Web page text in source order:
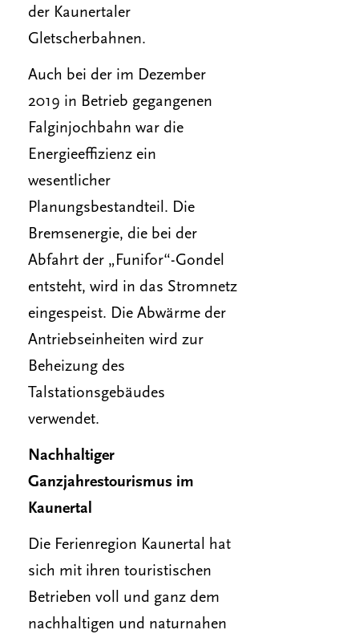
der Kaunertaler
Gletscherbahnen.
Auch bei der im Dezember
2019 in Betrieb gegangenen
Falginjochbahn war die
Energieeffizienz ein
wesentlicher
Planungsbestandteil. Die
Bremsenergie, die bei der
Abfahrt der „Funifor“-Gondel
entsteht, wird in das Stromnetz
eingespeist. Die Abwärme der
Antriebseinheiten wird zur
Beheizung des
Talstationsgebäudes
verwendet.
Nachhaltiger
Ganzjahrestourismus im
Kaunertal
Die Ferienregion Kaunertal hat
sich mit ihren touristischen
Betrieben voll und ganz dem
nachhaltigen und naturnahen